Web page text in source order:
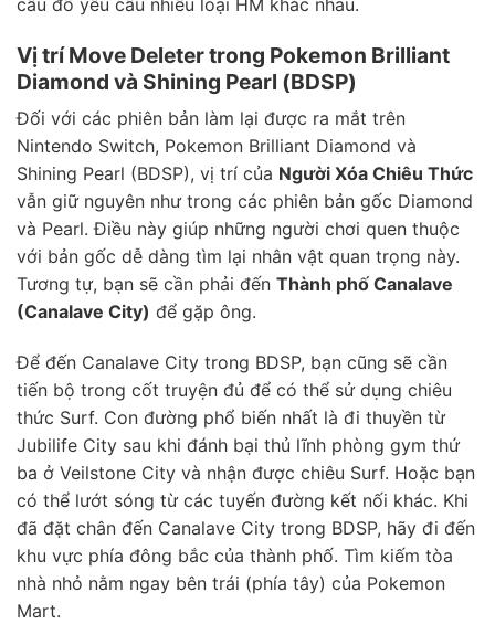
Vị trí Move Deleter trong Pokemon Brilliant
Diamond và Shining Pearl (BDSP)
Đối với các phiên bản làm lại được ra mắt trên
Nintendo Switch, Pokemon Brilliant Diamond và
Shining Pearl (BDSP), vị trí của Người Xóa Chiêu Thức
vẫn giữ nguyên như trong các phiên bản gốc Diamond
và Pearl. Điều này giúp những người chơi quen thuộc
với bản gốc dễ dàng tìm lại nhân vật quan trọng này.
Tương tự, bạn sẽ cần phải đến Thành phố Canalave
(Canalave City) để gặp ông.
Để đến Canalave City trong BDSP, bạn cũng sẽ cần
tiến bộ trong cốt truyện đủ để có thể sử dụng chiêu
thức Surf. Con đường phổ biến nhất là đi thuyền từ
Jubilife City sau khi đánh bại thủ lĩnh phòng gym thứ
ba ở Veilstone City và nhận được chiêu Surf. Hoặc bạn
có thể lướt sóng từ các tuyến đường kết nối khác. Khi
đã đặt chân đến Canalave City trong BDSP, hãy đi đến
khu vực phía đông bắc của thành phố. Tìm kiếm tòa
nhà nhỏ nằm ngay bên trái (phía tây) của Pokemon
Mart.